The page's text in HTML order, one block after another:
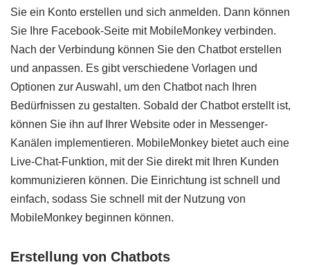
Sie ein Konto erstellen und sich anmelden. Dann können
Sie Ihre Facebook-Seite mit MobileMonkey verbinden.
Nach der Verbindung können Sie den Chatbot erstellen
und anpassen. Es gibt verschiedene Vorlagen und
Optionen zur Auswahl, um den Chatbot nach Ihren
Bedürfnissen zu gestalten. Sobald der Chatbot erstellt ist,
können Sie ihn auf Ihrer Website oder in Messenger-
Kanälen implementieren. MobileMonkey bietet auch eine
Live-Chat-Funktion, mit der Sie direkt mit Ihren Kunden
kommunizieren können. Die Einrichtung ist schnell und
einfach, sodass Sie schnell mit der Nutzung von
MobileMonkey beginnen können.
Erstellung von Chatbots